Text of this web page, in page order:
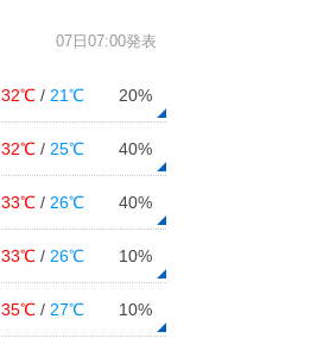
07日07:00発表
32℃ / 21℃ 20%
32℃ / 25℃ 40%
33℃ / 26℃ 40%
33℃ / 26℃ 10%
35℃ / 27℃ 10%